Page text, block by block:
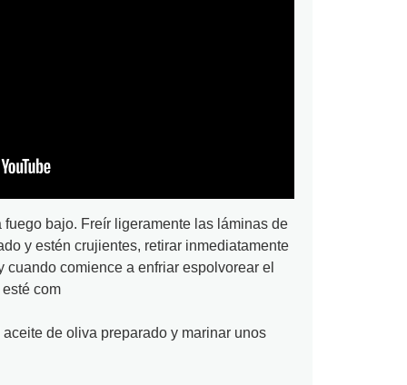
bajo. Freír ligeramente las láminas de
y estén crujientes, retirar inmediatamente
cuando comience a enfriar espolvorear el
com
de oliva preparado y marinar unos